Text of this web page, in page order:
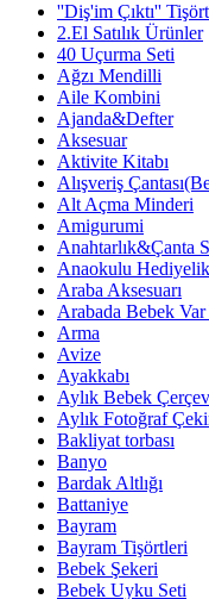
''Diş'im Çıktı''
2.El Satılık Ürünler
40 Uçurma Seti
Ağzı Mendilli
Aile Kombini
Ajanda&Defter
Aksesuar
Aktivite Kitabı
Alışveriş
Alt Açma Minderi
Amigurumi
Anahtarlık&Çanta
Anaokulu
Araba Aksesuarı
Arabada Bebek Var
Arma
Avize
Ayakkabı
Aylık Bebek
Aylık Fotoğraf
Bakliyat torbası
Banyo
Bardak Altlığı
Battaniye
Bayram
Bayram Tişörtleri
Bebek Şekeri
Bebek Uyku Seti